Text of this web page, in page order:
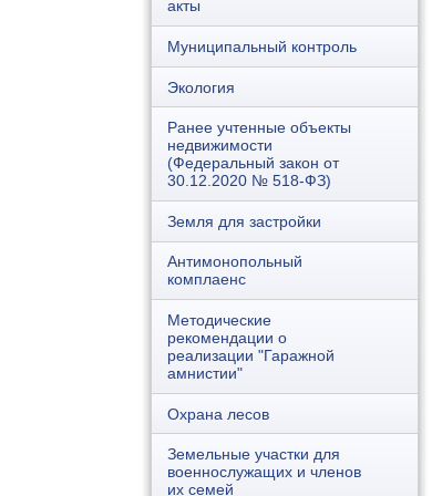
акты
Муниципальный контроль
Экология
Ранее учтенные объекты
недвижимости
(Федеральный закон от
30.12.2020 № 518-ФЗ)
Земля для застройки
Антимонопольный
комплаенс
Методические
рекомендации о
реализации "Гаражной
амнистии"
Охрана лесов
Земельные участки для
военнослужащих и членов
их семей